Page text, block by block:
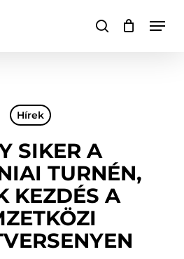
keresésKosár
Hírek
SIKER A
TURNÉN,
KEZDÉS A